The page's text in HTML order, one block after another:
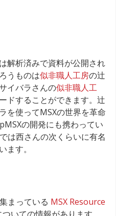
解析済みで資料が公開され
うものは似非職人工房の辻
イバラさんの似非職人工
ドすることができます。辻
を使ってMSXの世界を革命
の開発にも携わってい
は西さんの次くらいに有名
ます。
まっている MSX Resource